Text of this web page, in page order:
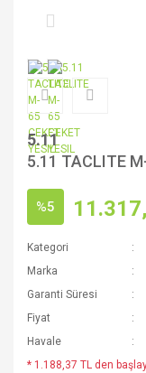
5.11
5.11 TACLITE
%5
Kategori
Marka
Garanti Süresi
Fiyat
Havale
* 1.188,37 TL den